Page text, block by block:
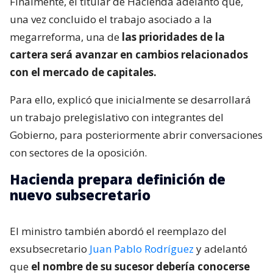
una vez concluido el trabajo asociado a la
megarreforma, una de las prioridades de la
cartera será avanzar en cambios relacionados
con el mercado de capitales.
Para ello, explicó que inicialmente se desarrollará
un trabajo prelegislativo con integrantes del
Gobierno, para posteriormente abrir conversaciones
con sectores de la oposición.
Hacienda prepara definición de
nuevo subsecretario
El ministro también abordó el reemplazo del
exsubsecretario Juan Pablo Rodríguez y adelantó
que el nombre de su sucesor debería conocerse